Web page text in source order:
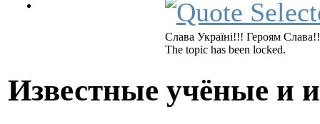
Слава Україні!!! Героям
The topic has been locked.
Известные учёные и